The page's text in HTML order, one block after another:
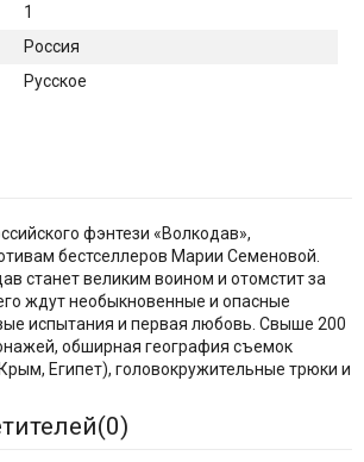
1
Россия
Русское
фэнтези «Волкодав»,
бестселлеров Марии Семеновой.
станет великим воином и отомстит за
ждут необыкновенные и опасные
испытания и первая любовь. Свыше 200
обширная география съемок
Египет), головокружительные трюки и
0)